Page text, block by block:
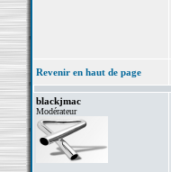
Revenir en haut de page
blackjmac
Modérateur